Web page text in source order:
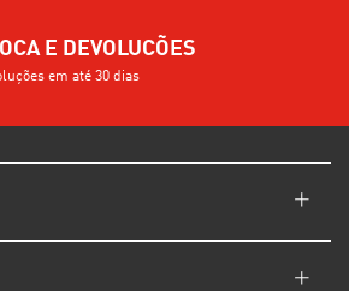
E DEVOLUCÕES
em até 30 dias